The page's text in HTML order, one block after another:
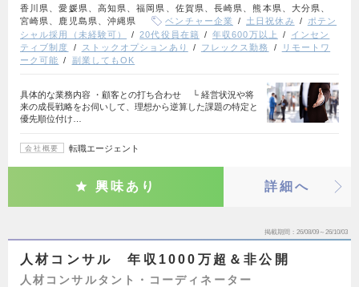
香川県、愛媛県、高知県、福岡県、佐賀県、長崎県、熊本県、大分県、
宮崎県、鹿児島県、沖縄県
ベンチャー企業 土日祝休み
ポテン
シャル採用（未経験可）
20代役員在籍 年収600万以上
インセン
ティブ制度
ストックオプションあり フレックス勤務
リモートワ
ーク可能
副業してもOK
具体的な業務内容 ・顧客との打ち合わせ └ 経営状況や将
来の成長戦略をお伺いして、理想から逆算した課題の特定と
優先順位付け…
会社概要 転職エージェント
興味あり 詳細へ
掲載期間 26/08/09～26/10/03
人材コンサル 年収1000万超＆非公開
人材コンサルタント・コーディネーター